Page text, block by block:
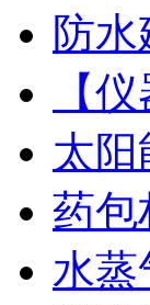
防
【
太
药
水